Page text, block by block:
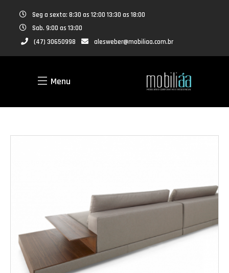
Seg a sexta: 8:30 as 12:00 13:30 as 18:00
Sab. 9:00 as 13:00
(47) 30650998
alesweber@mobiliaa.com.br
Menu